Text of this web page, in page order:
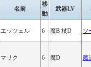
名前
移
動
武器LV
エッツェル 6 魔B 杖D ソ
マリク 6 魔D 魔